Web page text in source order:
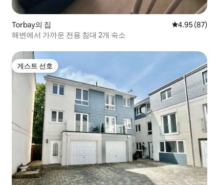
Torbay의 집 평점 4.95점(5
4.95 (87)
해변에서 가까운 전용 침대 2개 숙소
게스트 선호
게스트 선호